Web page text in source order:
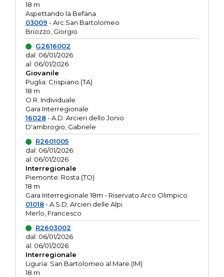
18 m
Aspettando la Befana
03009 - Arc.San Bartolomeo
Briozzo, Giorgio
G2616002
dal: 06/01/2026
al: 06/01/2026
Giovanile
Puglia: Crispiano (TA)
18 m
O.R. Individuale
Gara Interregionale
16028- A.D. Arcieri dello Jonio
D'ambrogio, Gabriele
R2601005
dal: 06/01/2026
al: 06/01/2026
Interregionale
Piemonte: Rosta (TO)
18 m
Gara Interregionale 18m - Riservato Arco Olimpico
01018- A.S.D. Arcieri delle Alpi
Merlo, Francesco
R2603002
dal: 06/01/2026
al: 06/01/2026
Interregionale
Liguria: San Bartolomeo al Mare (IM)
18 m